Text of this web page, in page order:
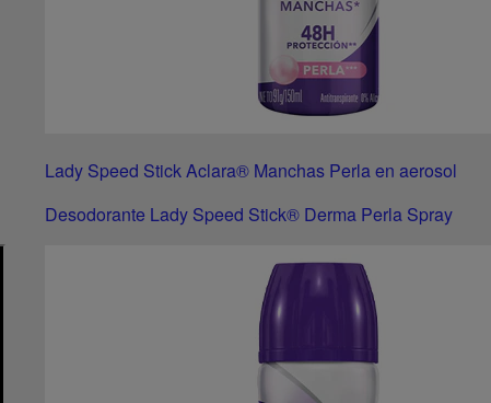
Lady Speed Stick Aclara® Manchas Perla en aerosol
Desodorante Lady Speed Stick® Derma Perla Spray